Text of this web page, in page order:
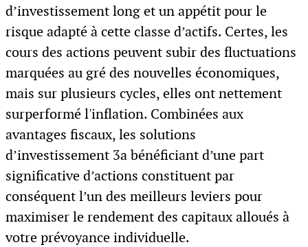
d’investissement long et un appétit pour le
risque adapté à cette classe d’actifs. Certes, les
cours des actions peuvent subir des fluctuations
marquées au gré des nouvelles économiques,
mais sur plusieurs cycles, elles ont nettement
surperformé l'inflation. Combinées aux
avantages fiscaux, les solutions
d’investissement 3a bénéficiant d’une part
significative d’actions constituent par
conséquent l’un des meilleurs leviers pour
maximiser le rendement des capitaux alloués à
votre prévoyance individuelle.